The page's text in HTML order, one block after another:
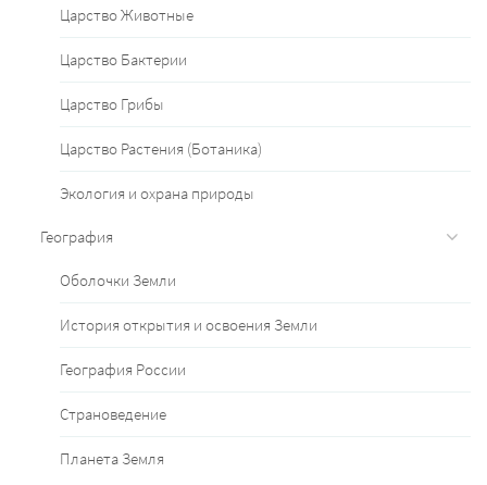
Царство Животные
Царство Бактерии
Царство Грибы
Царство Растения (Ботаника)
Экология и охрана природы
География
Оболочки Земли
История открытия и освоения Земли
География России
Страноведение
Планета Земля